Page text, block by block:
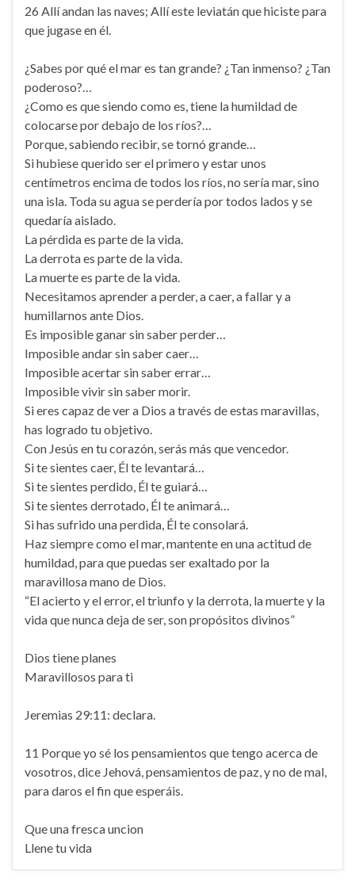
26 Allí andan las naves; Allí este leviatán que hiciste para
que jugase en él.
¿Sabes por qué el mar es tan grande? ¿Tan inmenso? ¿Tan
poderoso?…
¿Como es que siendo como es, tiene la humildad de
colocarse por debajo de los ríos?…
Porque, sabiendo recibir, se tornó grande…
Si hubiese querido ser el primero y estar unos
centímetros encima de todos los ríos, no sería mar, sino
una isla. Toda su agua se perdería por todos lados y se
quedaría aislado.
La pérdida es parte de la vida.
La derrota es parte de la vida.
La muerte es parte de la vida.
Necesitamos aprender a perder, a caer, a fallar y a
humillarnos ante Dios.
Es imposible ganar sin saber perder…
Imposible andar sin saber caer…
Imposible acertar sin saber errar…
Imposible vivir sin saber morir.
Si eres capaz de ver a Dios a través de estas maravillas,
has logrado tu objetivo.
Con Jesús en tu corazón, serás más que vencedor.
Si te sientes caer, Él te levantará…
Si te sientes perdido, Él te guiará…
Si te sientes derrotado, Él te animará…
Si has sufrido una perdida, Él te consolará.
Haz siempre como el mar, mantente en una actitud de
humildad, para que puedas ser exaltado por la
maravillosa mano de Dios.
“El acierto y el error, el triunfo y la derrota, la muerte y la
vida que nunca deja de ser, son propósitos divinos”
Dios tiene planes
Maravillosos para ti
Jeremias 29:11: declara.
11 Porque yo sé los pensamientos que tengo acerca de
vosotros, dice Jehová, pensamientos de paz, y no de mal,
para daros el fin que esperáis.
Que una fresca uncion
Llene tu vida